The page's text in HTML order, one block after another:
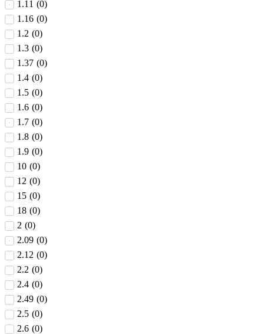
1.11 (0)
1.16 (0)
1.2 (0)
1.3 (0)
1.37 (0)
1.4 (0)
1.5 (0)
1.6 (0)
1.7 (0)
1.8 (0)
1.9 (0)
10 (0)
12 (0)
15 (0)
18 (0)
2 (0)
2.09 (0)
2.12 (0)
2.2 (0)
2.4 (0)
2.49 (0)
2.5 (0)
2.6 (0)